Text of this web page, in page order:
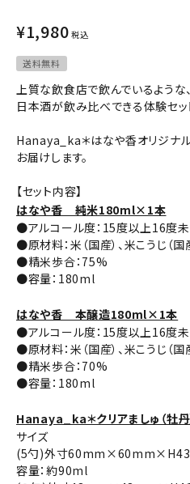
コンテンツ
INFORMATION
ACCOUNT MENU
¥1,980 税込
送料無料
上質な飲食店で飲んでいるような
日本酒が飲み比べできる体験セッ
Hanaya_ka＊はなや香オリジナル
お届けします。
【セット内容】
はなや香 純米180ml×1本
●アルコール度：15度以上16度
●原材料：米（国産）、米こうじ（国
●精米歩合：75%
●容量：180ml
はなや香 本醸造180ml×1本
●アルコール度：15度以上16度
●原材料：米（国産）、米こうじ（
●精米歩合：70%
●容量：180ml
Hanaya_ka＊クリアましゅ（牡
サイズ
(5勺)外寸
容量：約90ml